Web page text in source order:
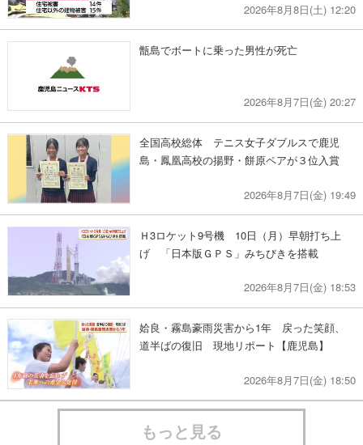
2026年8月8日(土) 12:20
甑島でボートに乗った男性が死亡
2026年8月7日(金) 20:27
全国高校総体 テニス女子ダブルスで鹿児
島・鳳凰高校の揚野・餅原ペアが３位入賞
2026年8月7日(金) 19:49
Ｈ3ロケット9号機 10日（月）早朝打ち上
げ 「日本版ＧＰＳ」みちびきを搭載
2026年8月7日(金) 18:53
姶良・霧島豪雨災害から1年 戻った笑顔、
道半ばの復旧 現地リポート【鹿児島】
2026年8月7日(金) 18:50
もっと見る